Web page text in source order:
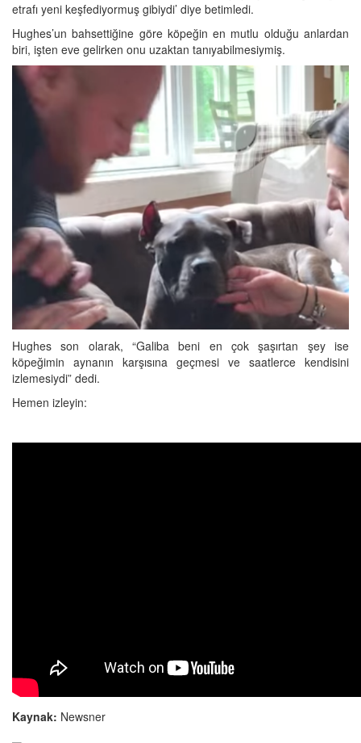
etrafı yeni keşfediyormuş gibiydi’ diye betimledi.
Hughes’un bahsettiğine göre köpeğin en mutlu olduğu anlardan
biri, işten eve gelirken onu uzaktan tanıyabilmesiymiş.
Hughes son olarak, “Galiba beni en çok şaşırtan şey ise
köpeğimin aynanın karşısına geçmesi ve saatlerce kendisini
izlemesiydi” dedi.
Hemen izleyin:
Kaynak: Newsner